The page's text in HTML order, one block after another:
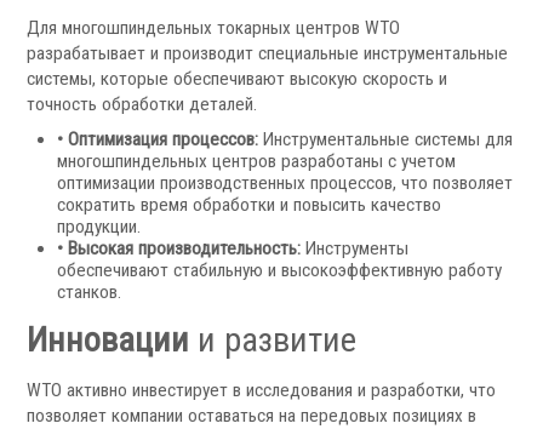
Скиммеры СОЖ
Сепараторы СОЖ
Тефлоновые ленты СОЖ
Рефрактометры СОЖ
Фильтры масляного тумана
Фильтры, расходники и аксессуары
Для многошпиндельных токарных центров WTO
разрабатывает и производит специальные инструментальные
системы, которые обеспечивают высокую скорость и
точность обработки деталей.
• Оптимизация процессов: Инструментальные системы для
многошпиндельных центров разработаны с учетом
оптимизации производственных процессов, что позволяет
сократить время обработки и повысить качество
продукции.
• Высокая производительность: Инструменты
обеспечивают стабильную и высокоэффективную работу
станков.
Инновации и развитие
WTO активно инвестирует в исследования и разработки, что
позволяет компании оставаться на передовых позициях в